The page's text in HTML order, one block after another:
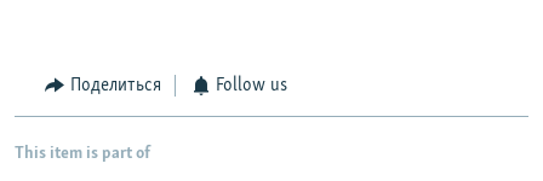
Поделиться Follow us
This item is part of